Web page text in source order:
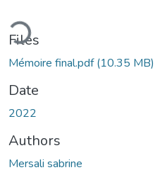
Files
Mémoire final.pdf(10.35 MB)
Date
2022
Authors
Mersali sabrine